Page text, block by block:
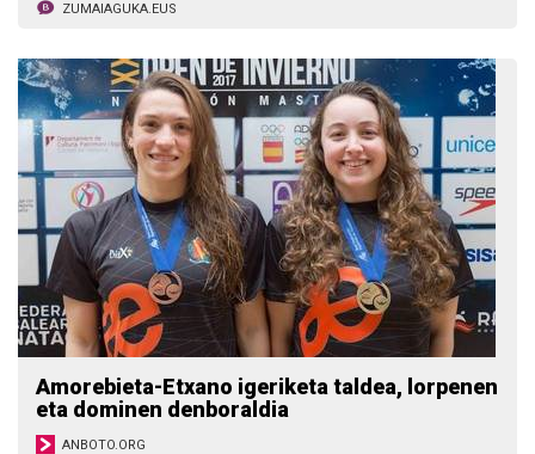
ZUMAIAGUKA.EUS
Amorebieta-Etxano igeriketa taldea, lorpenen
eta dominen denboraldia
ANBOTO.ORG